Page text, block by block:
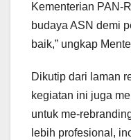
Kementerian PAN-
budaya ASN demi
baik,” ungkap
Dikutip dari laman
kegiatan ini juga
untuk me-
lebih profesional,